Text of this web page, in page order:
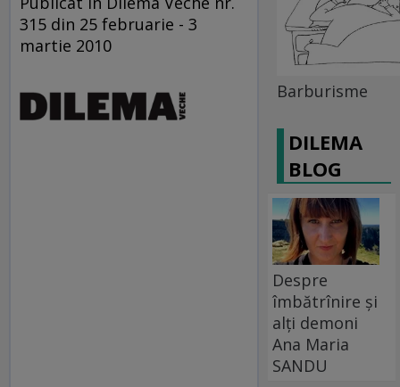
315 din 25 februarie - 3
martie 2010
Barburisme
DILEMA
BLOG
Despre
îmbătrînire și
alți demoni
Ana Maria
SANDU